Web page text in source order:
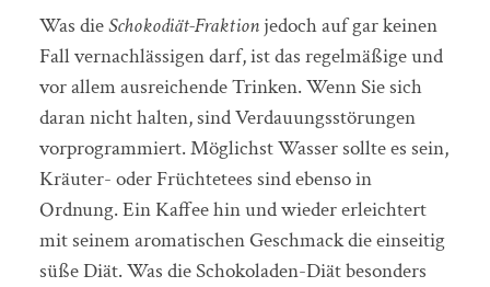
Was dieSchokodiät-Fraktionjedoch auf gar keinen
Fall vernachlässigen darf, ist das regelmäßige und
vor allem ausreichende Trinken. Wenn Sie sich
daran nicht halten, sind Verdauungsstörungen
vorprogrammiert. Möglichst Wasser sollte es sein,
Kräuter- oder Früchtetees sind ebenso in
Ordnung. Ein Kaffee hin und wieder erleichtert
mit seinem aromatischen Geschmack die einseitig
süße Diät. Was die Schokoladen-Diät besonders